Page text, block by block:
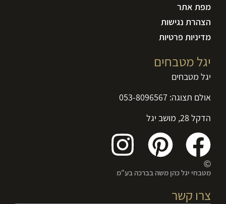
יגל מטבחים
יגל מטבחים
אולם תצוגה: 053-8096567
הדקל 28, מושב יגל
מטבחי יגל כהן משה בברכה בע"מ
מפת אתר
הצהרת נגישות
מדיניות פרטיות
צרו קשר